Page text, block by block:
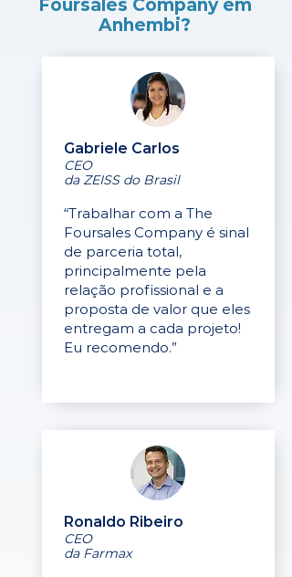
Foursales Company em
Anhembi?
Gabriele Carlos
CEO
da ZEISS do Brasil
“Trabalhar com a The
Foursales Company é sinal
de parceria total,
principalmente pela
relação profissional e a
proposta de valor que eles
entregam a cada projeto!
Eu recomendo.”
Ronaldo Ribeiro
CEO
da Farmax